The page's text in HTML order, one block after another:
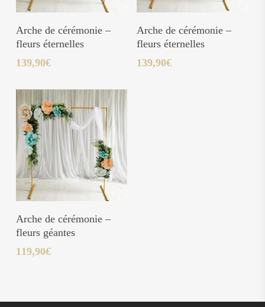
Ajouter Au Panier
Arche de cérémonie –
fleurs éternelles
139,90€
Ajouter Au Panier
Arche de cérémonie –
fleurs éternelles
139,90€
Ajouter Au Panier
Arche de cérémonie –
fleurs géantes
119,90€